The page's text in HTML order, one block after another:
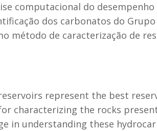
computacional do
dos carbonatos do
método de caracterização de
represent the best
characterizing the rocks
in understanding these